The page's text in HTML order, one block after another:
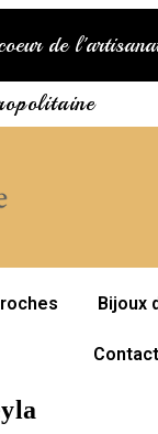
de
Bijoux
Contact